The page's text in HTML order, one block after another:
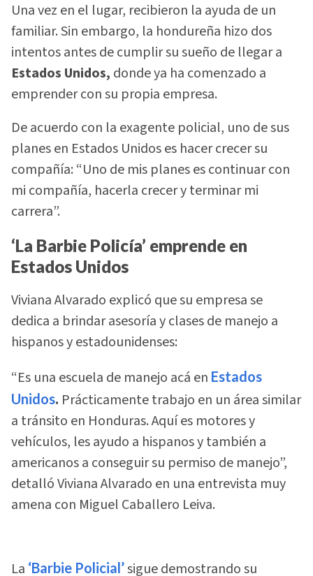
Una vez en el lugar, recibieron la ayuda de un
familiar. Sin embargo, la hondureña hizo dos
intentos antes de cumplir su sueño de llegar a
Estados Unidos, donde ya ha comenzado a
emprender con su propia empresa.
De acuerdo con la exagente policial, uno de sus
planes en Estados Unidos es hacer crecer su
compañía: “Uno de mis planes es continuar con
mi compañía, hacerla crecer y terminar mi
carrera”.
‘La Barbie Policía’ emprende en
Estados Unidos
Viviana Alvarado explicó que su empresa se
dedica a brindar asesoría y clases de manejo a
hispanos y estadounidenses:
“Es una escuela de manejo acá en Estados
Unidos. Prácticamente trabajo en un área similar
a tránsito en Honduras. Aquí es motores y
vehículos, les ayudo a hispanos y también a
americanos a conseguir su permiso de manejo”,
detalló Viviana Alvarado en una entrevista muy
amena con Miguel Caballero Leiva.
La ‘Barbie Policial’sigue demostrando su